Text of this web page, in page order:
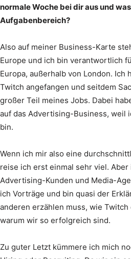
normale Woche bei dir aus und
Aufgabenbereich?
Also auf meiner Business-Karte
Europe und ich bin verantwortlich
Europa, außerhalb von London. Ich
Twitch angefangen und seitdem
großer Teil meines Jobs. Dabei
auf das Advertising-Business, weil
bin.
Wenn ich mir also eine
reise ich erst einmal sehr viel.
Advertising-Kunden und Media-
ich Vorträge und bin quasi der
anderen erzählen muss, wie
warum wir so erfolgreich sind.
Zu guter Letzt kümmere ich mich